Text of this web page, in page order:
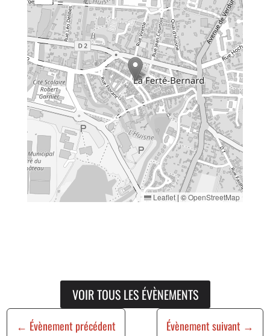
Leaflet | ©OpenStreetMap
VOIR TOUS LES ÉVÈNEMENTS
← Évènement précédent Évènement suivant →